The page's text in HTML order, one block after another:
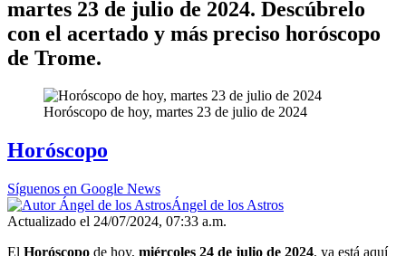
martes 23 de julio de 2024. Descúbrelo
con el acertado y más preciso horóscopo
de Trome.
Horóscopo de hoy, martes 23 de julio de 2024
Horóscopo
Síguenos en Google News
Ángel de los Astros
Actualizado el 24/07/2024, 07:33 a.m.
El Horóscopo de hoy, miércoles 24 de julio de 2024, ya está aquí